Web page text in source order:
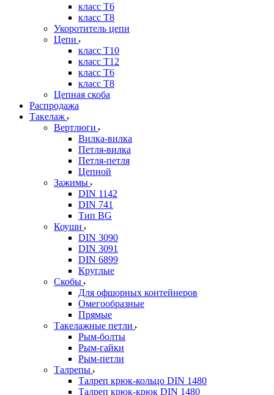
класс Т6
класс Т8
Укоротитель цепи
Цепи
класс Т10
класс Т12
класс Т6
класс Т8
Цепная скоба
Распродажа
Такелаж
Вертлюги
Вилка-вилка
Петля-вилка
Петля-петля
Цепной
Зажимы
DIN 1142
DIN 741
Тип BG
Коуши
DIN 3090
DIN 3091
DIN 6899
Круглые
Скобы
Для офшорных контейнеров
Омегообразные
Прямые
Такелажные петли
Рым-болты
Рым-гайки
Рым-петли
Талрепы
Талреп крюк-кольцо DIN 1480
Талреп крюк-крюк DIN 1480